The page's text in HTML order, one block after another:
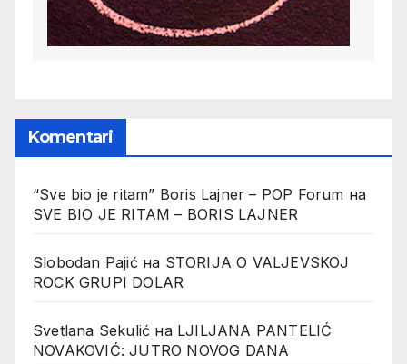
Komentari
“Sve bio je ritam” Boris Lajner – POP Forum на
SVE BIO JE RITAM – BORIS LAJNER
Slobodan Pajićна STORIJA O VALJEVSKOJ
ROCK GRUPI DOLAR
Svetlana Sekulić на LJILJANA PANTELIĆ
NOVAKOVIĆ: JUTRO NOVOG DANA